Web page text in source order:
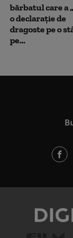
bărbatul care a
o declarație de
dragoste pe o
pe...